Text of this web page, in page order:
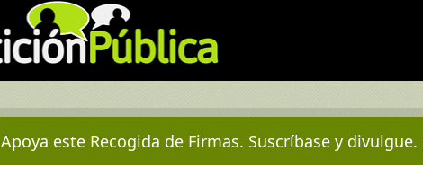
Apoya este Recogida de Firmas. Suscríbase y